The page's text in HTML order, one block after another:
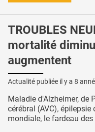
TROUBLES
mortalité
augmentent
Actualité publiée il y a 8
Maladie d'Alzheimer, de
cérébral (AVC),
mondiale, le fardeau